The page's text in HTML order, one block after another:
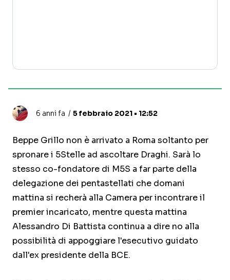
6 anni fa 5 febbraio 2021 • 12:52
Beppe Grillo non è arrivato a Roma soltanto per
spronare i 5Stelle ad ascoltare Draghi. Sarà lo
stesso co-fondatore di M5S a far parte della
delegazione dei pentastellati che domani
mattina si recherà alla Camera per incontrare il
premier incaricato, mentre questa mattina
Alessandro Di Battista continua a dire no alla
possibilità di appoggiare l'esecutivo guidato
dall'ex presidente della BCE.